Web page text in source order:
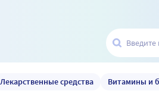
Лекарственные средства Витамины и